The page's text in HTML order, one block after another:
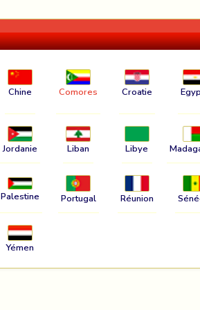
Chine Comores Croatie
Jordanie Liban Libye
Palestine Portugal Réunion
Yémen